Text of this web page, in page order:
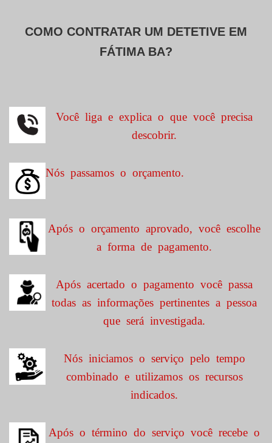
COMO CONTRATAR UM DETETIVE EM
FÁTIMA BA?
Você liga e explica o que você precisa
descobrir.
Nós passamos o orçamento.
Após o orçamento aprovado, você escolhe
a forma de pagamento.
Após acertado o pagamento você passa
todas as informações pertinentes a pessoa
que será investigada.
Nós iniciamos o serviço pelo tempo
combinado e utilizamos os recursos
indicados.
Após o término do serviço você recebe o